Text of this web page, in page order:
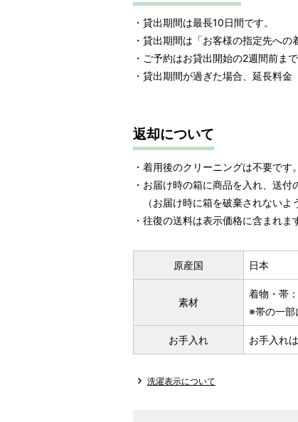
・貸出期間は最長10日間です。
・貸出期間は「お客様の指定先への
・ご予約はお貸出開始の2週間前まで
・貸出期間が過ぎた場合、延長料
返却について
・着用後のクリーニングは不要です。
・お届け時の箱に商品を入れ、送
（お届け時に箱を破棄されないよ
・往復の送料は表示価格に含まれま
原産国 日本
素材
着物・帯
※帯の一部
お手入れ お手入れ
洗濯表示について